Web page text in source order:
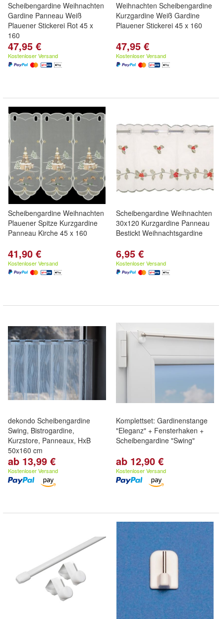
Scheibengardine Weihnachten
Gardine Panneau Weiß
Plauener Stickerei Rot 45 x
160
47,95 €
Kostenloser Versand
Weihnachten Scheibengardine
Kurzgardine Weiß Gardine
Plauener Stickerei 45 x 160
47,95 €
Kostenloser Versand
Scheibengardine Weihnachten
Plauener Spitze Kurzgardine
Panneau Kirche 45 x 160
41,90 €
Kostenloser Versand
Scheibengardine Weihnachten
30x120 Kurzgardine Panneau
Bestickt Weihnachtsgardine
6,95 €
Kostenloser Versand
dekondo Scheibengardine
Swing, Bistrogardine,
Kurzstore, Panneaux, HxB
50x160 cm
ab 13,99 €
Kostenloser Versand
Komplettset: Gardinenstange
"Eleganz" + Fensterhaken +
Scheibengardine "Swing"
ab 12,90 €
Kostenloser Versand